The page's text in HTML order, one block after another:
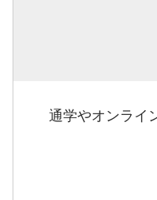
通学やオンライ